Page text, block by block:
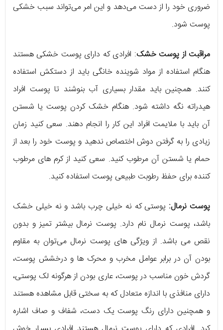
ضروری خود را از دست می‌دهد و این امر می‌تواند سبب خشکی
پوست شود.
مراقبت از پوست خشک: افرادی که دارای پوست خشکی هستند
هنگام استفاده از مواد شوینده خانگی باید از دستکش استفاده
کنند. همچنین باید مقدار بسیاری آب بنوشند تا پوست افراد
هیدراته نگه داشته شود. هنگام خشک کردن پوست یا شستن
آن باید با ملایمت افراد این کار را انجام دهند. سعی کنید زمان
زیادی را به گرفتن دوش اختصاص ندهید و پوست خود را بعد از
حمام یا شستن آن مرطوب کنید. سعی کنید از کرم های مرطوب
کننده برای حفظ رطوبت طبیعی پوست استفاده کنید.
پوست نرمال: پوستی که نه خیلی چرب باشد و نه خیلی خشک
باشد، پوست نرمال نام دارد. پوست نرمال بیشتر تمیز و بدون
نقص می باشد. از ویژگی های پوست نرمال می‌توان به مقاوم
بودن آن در برابر عوامل مخرب و محرک ها و درخشش پوست،
گردش خون مناسب در پوست، عاری بودن از هرگونه لک پوستی،
دارای منافذی با اندازه متعادل که به سختی قابل مشاهده هستند
و همچنین دارای رنگ پوست یک دست، شفاف و صاف اشاره